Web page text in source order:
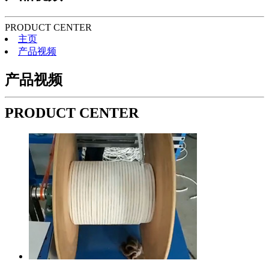
PRODUCT CENTER
主页
产品视频
产品视频
PRODUCT CENTER